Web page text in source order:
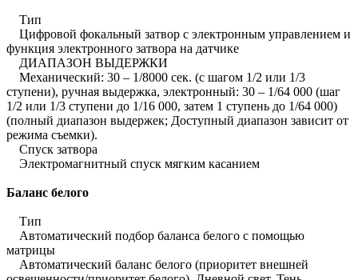
Тип
Цифровой фокальный затвор с электронным управлением и
функция электронного затвора на датчике
ДИАПАЗОН ВЫДЕРЖКИ
Механический: 30 – 1/8000 сек. (с шагом 1/2 или 1/3
ступени), ручная выдержка, электронный: 30 – 1/64 000 (шаг
1/2 или 1/3 ступени до 1/16 000, затем 1 ступень до 1/64 000)
(полный диапазон выдержек; Доступный диапазон зависит от
режима съемки).
Спуск затвора
Электромагнитный спуск мягким касанием
Баланс белого
Тип
Автоматический подбор баланса белого с помощью
матрицы
Автоматический баланс белого (приоритет внешней